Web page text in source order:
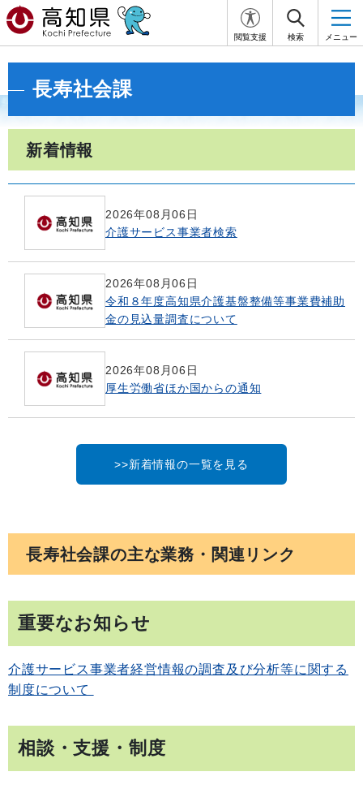
閲覧支援 検索 メニュー
長寿社会課
新着情報
2026年08月06日
介護サービス事業者検索
2026年08月06日
令和８年度高知県介護基盤整備等事業費補助
金の見込量調査について
2026年08月06日
厚生労働省ほか国からの通知
>>新着情報の一覧を見る
長寿社会課の主な業務・関連リンク
重要なお知らせ
介護サービス事業者経営情報の調査及び分析等に関する
制度について
相談・支援・制度